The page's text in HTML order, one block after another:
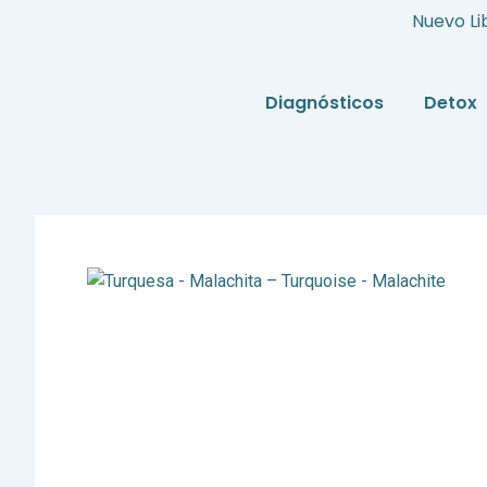
Nuevo
Diagnósticos Detox